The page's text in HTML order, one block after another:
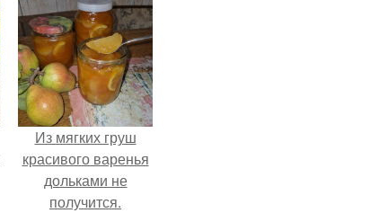
Из мягких груш
красивого варенья
дольками не
получится.